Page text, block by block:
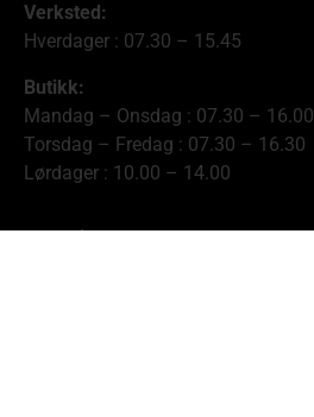
Verksted:
Hverdager : 07.30 – 15.45
Butikk:
Mandag – Onsdag : 07.30 – 16.00
Torsdag – Fredag : 07.30 – 16.30
Lørdager : 10.00 – 14.00
Kontakt oss